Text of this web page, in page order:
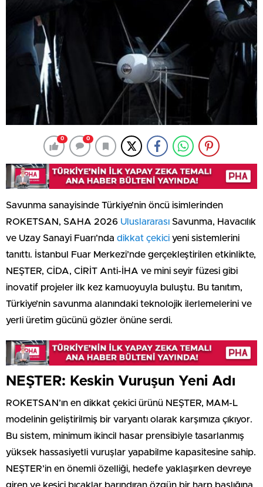
0 0
Savunma sanayisinde Türkiye’nin öncü isimlerinden
ROKETSAN, SAHA 2026 Uluslararası Savunma, Havacılık
ve Uzay Sanayi Fuarı’nda dikkat çekici yeni sistemlerini
tanıttı. İstanbul Fuar Merkezi’nde gerçekleştirilen etkinlikte,
NEŞTER, CİDA, CİRİT Anti-İHA ve mini seyir füzesi gibi
inovatif projeler ilk kez kamuoyuyla buluştu. Bu tanıtım,
Türkiye’nin savunma alanındaki teknolojik ilerlemelerini ve
yerli üretim gücünü gözler önüne serdi.
NEŞTER: Keskin Vuruşun Yeni Adı
ROKETSAN’ın en dikkat çekici ürünü NEŞTER, MAM-L
modelinin geliştirilmiş bir varyantı olarak karşımıza çıkıyor.
Bu sistem, minimum ikincil hasar prensibiyle tasarlanmış
yüksek hassasiyetli vuruşlar yapabilme kapasitesine sahip.
NEŞTER’in en önemli özelliği, hedefe yaklaşırken devreye
giren ve kesici bıçaklar barındıran özgün bir harp başlığına